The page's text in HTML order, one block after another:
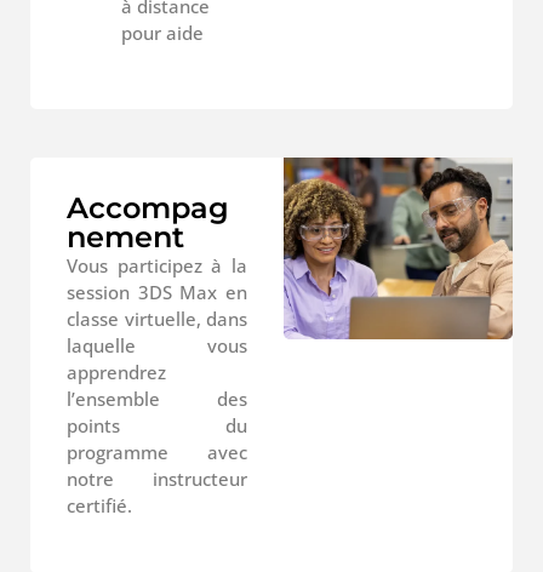
à distance
pour aide
Accompag
nement
Vous participez à la
session 3DS Max en
classe virtuelle, dans
laquelle vous
apprendrez
l’ensemble des
points du
programme avec
notre instructeur
certifié.